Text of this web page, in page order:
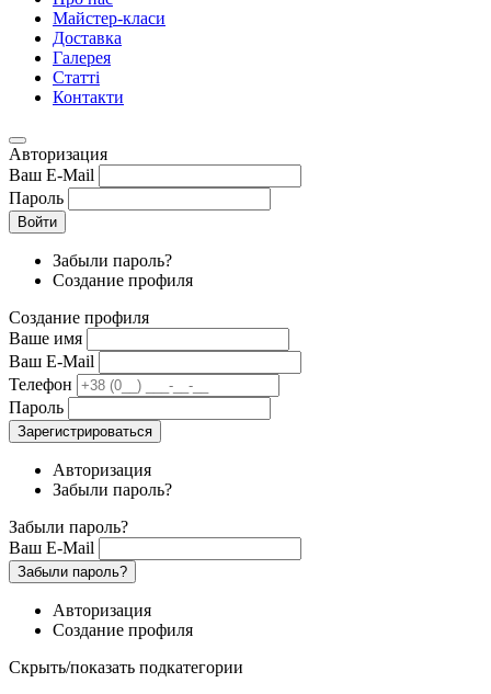
Майстер-класи
Доставка
Галерея
Статтi
Контакти
Авторизация
Ваш E-Mail
Пароль
Войти
Забыли пароль?
Создание профиля
Создание профиля
Ваше имя
Ваш E-Mail
Телефон
Пароль
Зарегистрироваться
Авторизация
Забыли пароль?
Забыли пароль?
Ваш E-Mail
Забыли пароль?
Авторизация
Создание профиля
Скрыть/показать подкатегории